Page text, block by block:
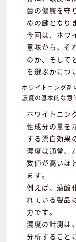
歯の健康を守
めの鍵となり
今回は、ホワ
意味から、そ
のか、そして
を選ぶかにつ
ホワイトニング剤
濃度の基本的な意
ホワイトニン
性成分の量を
する漂白効果
濃度は通常、
数値が高いほ
ます。
例えば、過酸
れている製品
力です。
濃度の計測は
分析すること